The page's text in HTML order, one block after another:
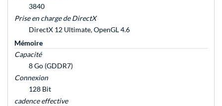
3840
Prise en charge de DirectX
DirectX 12 Ultimate, OpenGL 4.6
Mémoire
Capacité
8 Go (GDDR7)
Connexion
128 Bit
cadence effective